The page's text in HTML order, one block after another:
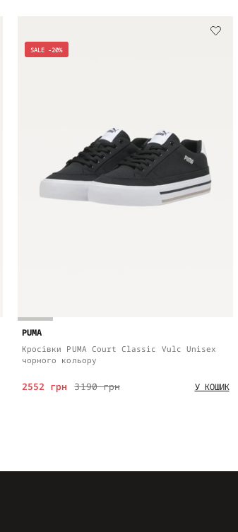
SALE -20%
PUMA
Кросівки PUMA Court Classic Vulc Unisex
чорного кольору
3190 грн
2552 грн У КОШИК